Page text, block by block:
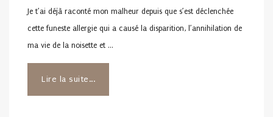
Je t’ai déjà raconté mon malheur depuis que s’est déclenchée
cette funeste allergie qui a causé la disparition, l’annihilation de
ma vie de la noisette et …
Lire la suite...